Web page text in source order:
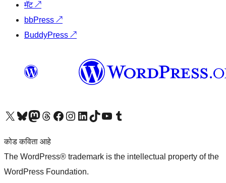
मॅट↗
bbPress ↗
BuddyPress ↗
आमच्या X (एक्स) (पूर्वीचे ट्विटर) खात्याला भेट द्या आमच्या ब्लूस्की खात्याला भेट द्या.आमच्या Mastodon खात्याला भेट द्या.आमच्या थ्रेड्स खात्याला भेट द्या. आमच्या फेसबुक पेजला भेट द्या आमच्या इंस्टाग्राम खात्याला भेट द्या आमच्या लिंक्डइन खात्याला भेट द्या आमच्या टिकटॉक अकाउंटला भेट द्या.आमच्या यूट्यूब चॅनेलला भेट द्या आमच्या टंबलर खात्याला भेट द्या.
कोड कविता आहे
The WordPress® trademark is the intellectual property of the
WordPress Foundation.